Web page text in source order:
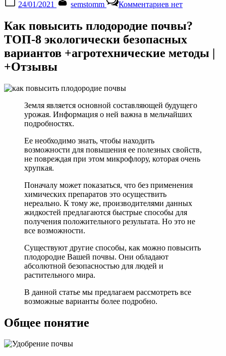
on
24/01/2021 semstomm Комментариевзаписи
Способов
Повысить
Плодородие
нет
Как повысить плодородие почвы?
ТОП-8 экологически безопасных
вариантов +агротехнические методы |
+Отзывы
Земля является основной составляющей будущего
урожая. Информация о ней важна в мельчайших
подробностях.
Ее необходимо знать, чтобы находить
возможности для повышения ее полезных свойств,
не повреждая при этом микрофлору, которая очень
хрупкая.
Поначалу может показаться, что без применения
химических препаратов это осуществить
нереально. К тому же, производителями данных
жидкостей предлагаются быстрые способы для
получения положительного результата. Но это не
все возможности.
Существуют другие способы, как можно повысить
плодородие Вашей почвы. Они обладают
абсолютной безопасностью для людей и
растительного мира.
В данной статье мы предлагаем рассмотреть все
возможные варианты более подробно.
Общее понятие